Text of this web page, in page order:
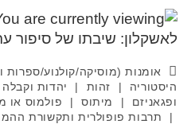
אומנות (מוסיקה/קולנוע/ספרות
היסטוריה
| זהות | יהדות וקבלה
ופגאניזם
| מיתוס | פולמוס או
|
תרבות פופולרית ותקשורת